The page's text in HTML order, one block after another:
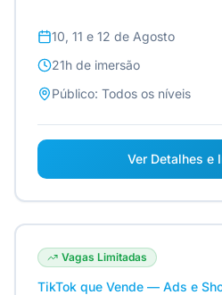
10, 11 e 12 de Agosto
21h de imersão
Público: Todos os níveis
Ver Detalhes e
Vagas Limitadas
TikTok que Vende — Ads e